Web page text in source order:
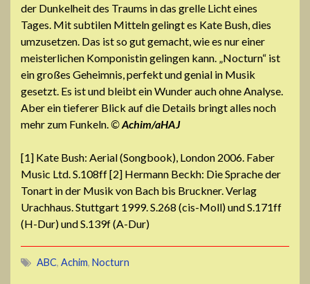
der Dunkelheit des Traums in das grelle Licht eines
Tages. Mit subtilen Mitteln gelingt es Kate Bush, dies
umzusetzen. Das ist so gut gemacht, wie es nur einer
meisterlichen Komponistin gelingen kann. „Nocturn“ ist
ein großes Geheimnis, perfekt und genial in Musik
gesetzt. Es ist und bleibt ein Wunder auch ohne Analyse.
Aber ein tieferer Blick auf die Details bringt alles noch
mehr zum Funkeln.©Achim/aHAJ
[1] ‪Kate Bush: Aerial (Songbook), London 2006. Faber
Music Ltd. S.108ff [2] Hermann Beckh: Die Sprache der
Tonart in der Musik von Bach bis Bruckner. Verlag
Urachhaus. Stuttgart 1999. S.268 (cis-Moll) und S.171ff
(H-Dur) und S.139f (A-Dur)
ABC, Achim, Nocturn